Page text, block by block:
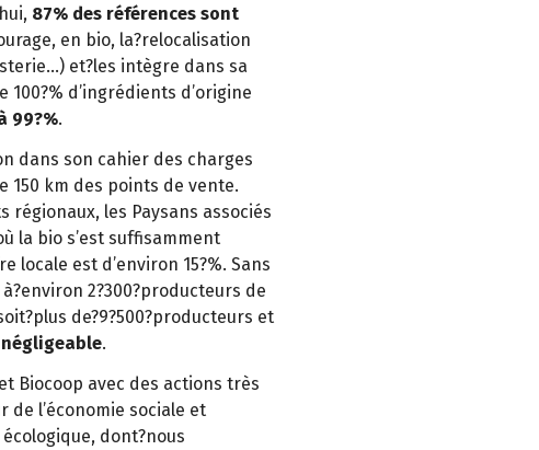
87% des références sont
en bio, la?relocalisation
et?les intègre dans sa
d’ingrédients d’origine
99?%.
dans son cahier des charges
150 km des points de vente.
régionaux, les Paysans associés
la bio s’est suffisamment
locale est d’environ 15?%. Sans
2?300?producteurs de
de?9?500?producteurs et
.
Biocoop avec des actions très
de l’économie sociale et
dont?nous